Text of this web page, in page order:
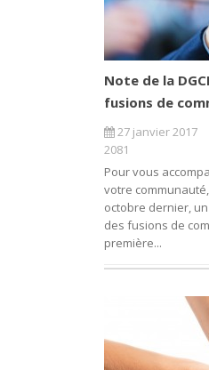
Note de la
fusions de
27 janvier 2017
2081
Pour vous
votre communauté,
octobre dernier,
des fusions de
première...